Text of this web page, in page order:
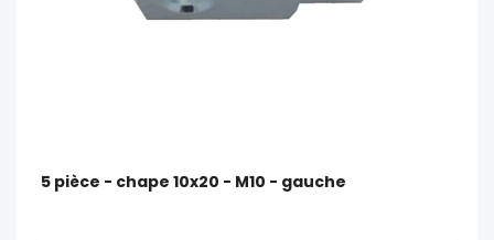
5 pièce - chape 10x20 - M10 - gauche